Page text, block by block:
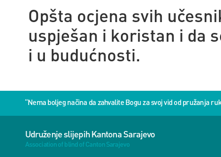
Opšta ocjena svih
uspješan i koristan i da
i u budućnosti.
“Nema boljeg načina da zahvalite Bogu za svoj vid od pružanja
Udruženje slijepih Kantona Sarajevo
Association of blind of Canton Sarajevo